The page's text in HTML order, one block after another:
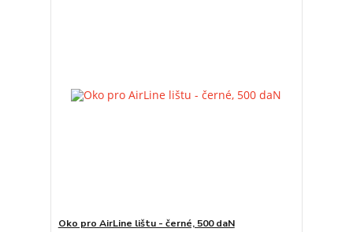
Oko pro AirLine lištu - černé, 500 daN